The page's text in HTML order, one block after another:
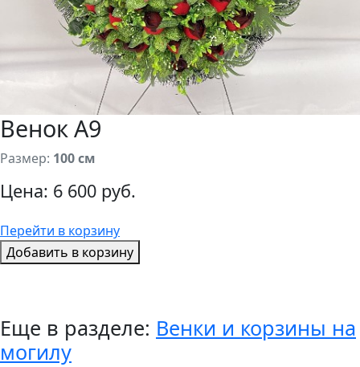
Венок А9
Размер: 100 см
Цена: 6 600 руб.
Перейти в корзину
Добавить в корзину
Еще в разделе: Венки и корзины на
могилу